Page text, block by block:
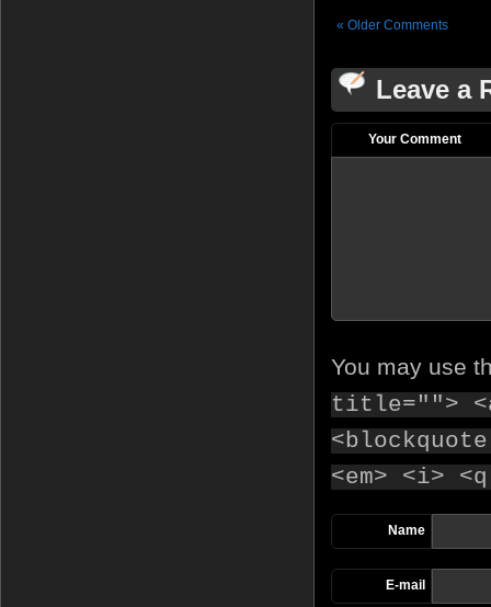
« Older Comments
Leave a
Your Comment
You may use
title="">
<em> <i>
Name
E-mail